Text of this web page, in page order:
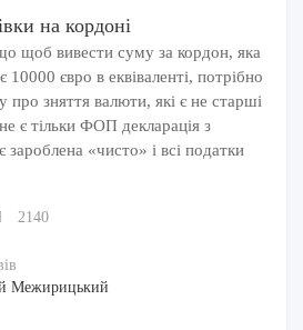
на кордоні
щоб вивести суму за кордон, яка
10000 євро в еквіваленті, потрібно
про зняття валюти, які є не старші
є тільки ФОП декларація з
«чисто» і всі податки
2140
Межирицький